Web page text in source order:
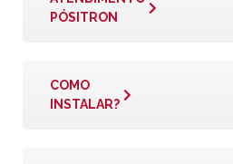
PÓSITRON
COMO
INSTALAR?